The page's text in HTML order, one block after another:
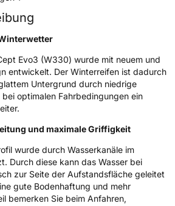
/ Alpine-SymbolJa
(GPSR)
Tire Europe GmbH, Siemensstr. 14
Neu-Isenburg Deutschland,
Evo3 (W330) wurde mit neuem und
entwickelt. Der Winterreifen ist dadurch
Untergrund durch niedrige
optimalen Fahrbedingungen ein
und maximale Griffigkeit
wurde durch Wasserkanäle im
Durch diese kann das Wasser bei
zur Seite der Aufstandsfläche geleitet
gute Bodenhaftung und mehr
bemerken Sie beim Anfahren,